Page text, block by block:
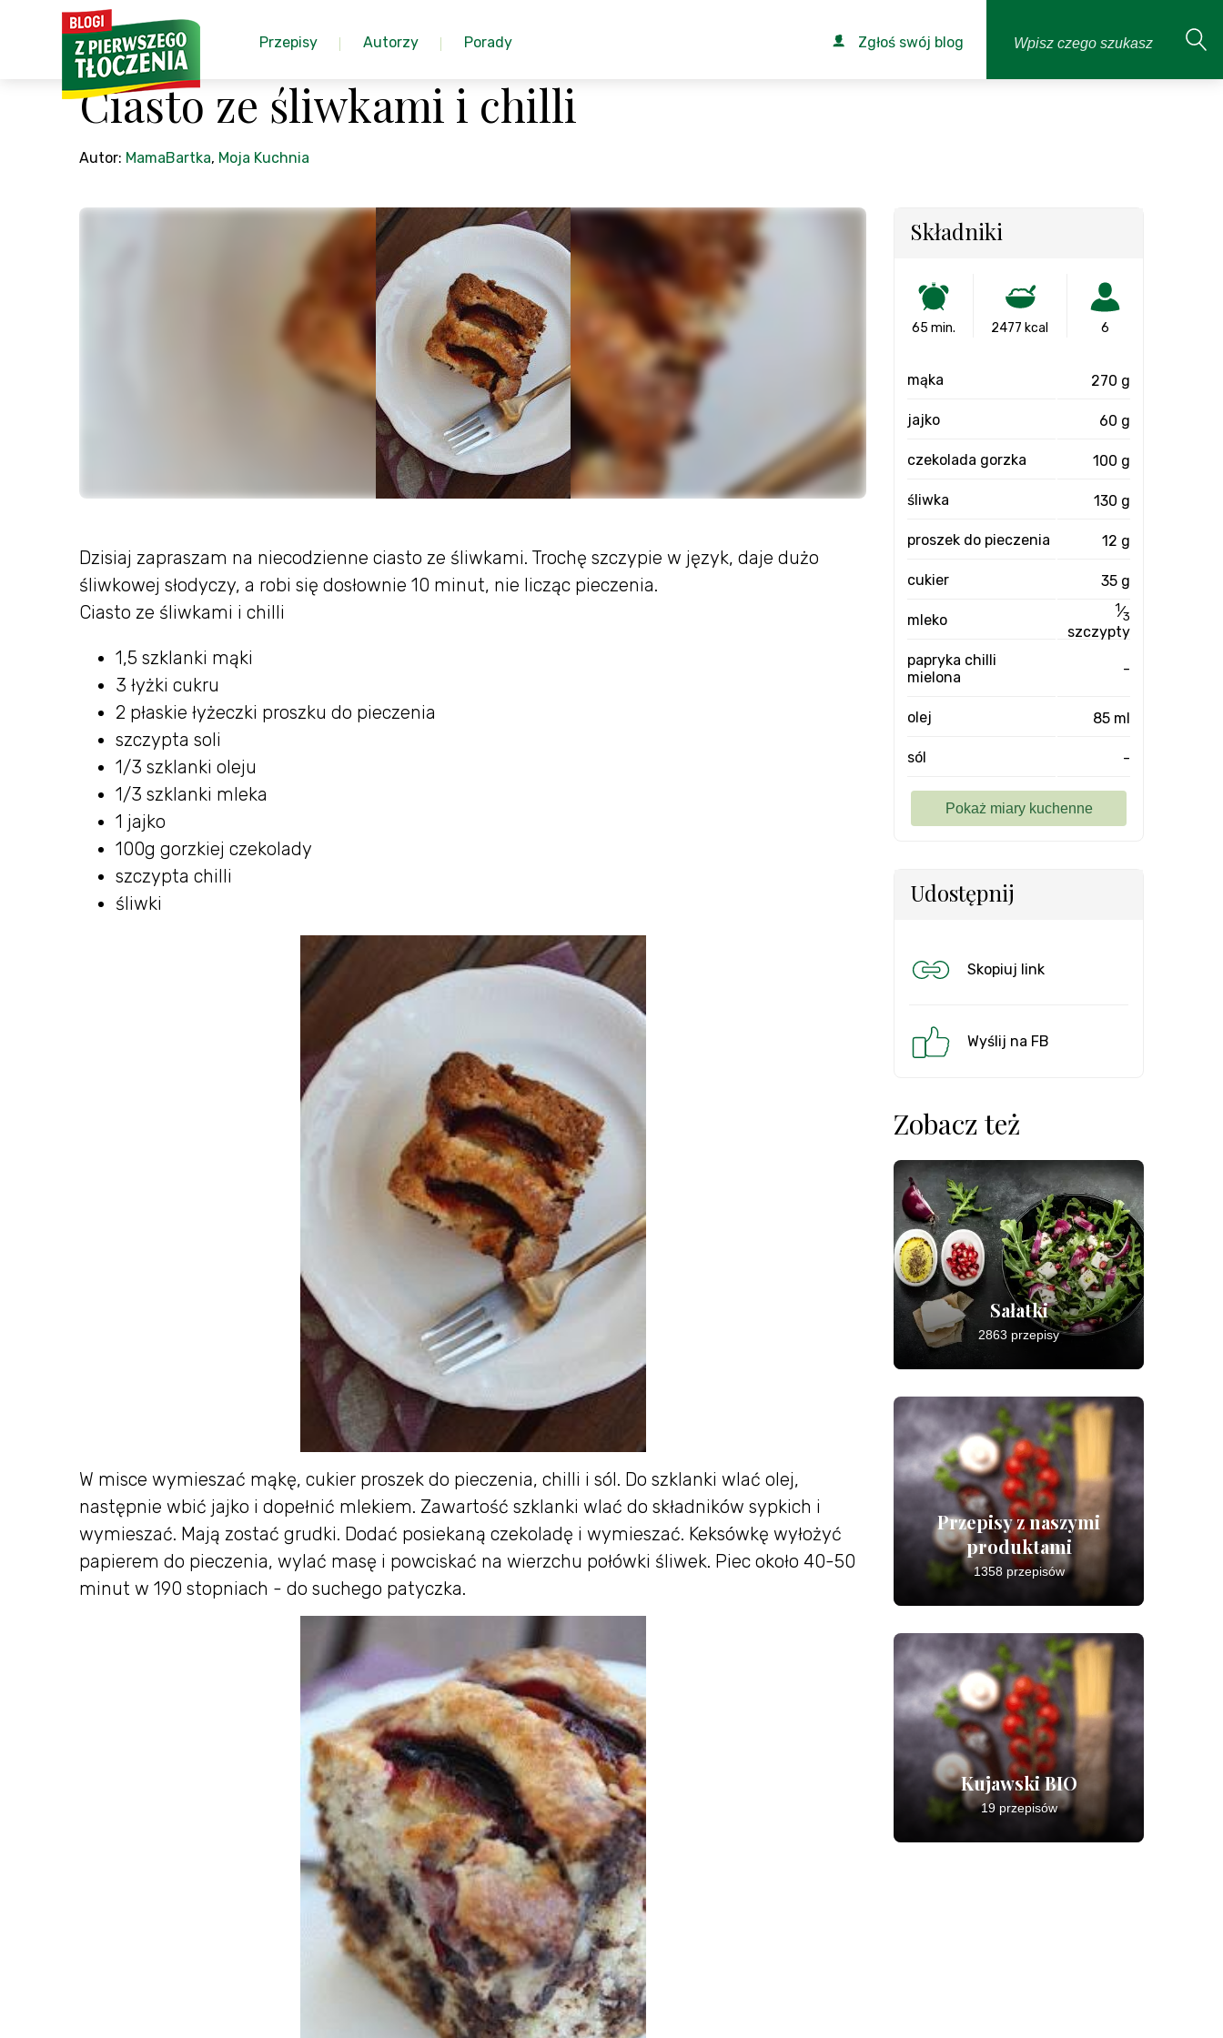
Przepisy Autorzy Porady Zgłoś swój blog
Ciasto ze śliwkami i chilli
Autor: MamaBartka, Moja Kuchnia
Dzisiaj zapraszam na niecodzienne ciasto ze śliwkami. Trochę szczypie w język, daje dużo
śliwkowej słodyczy, a robi się dosłownie 10 minut, nie licząc pieczenia.
Ciasto ze śliwkami i chilli
1,5 szklanki mąki
3 łyżki cukru
2 płaskie łyżeczki proszku do pieczenia
szczypta soli
1/3 szklanki oleju
1/3 szklanki mleka
1 jajko
100g gorzkiej czekolady
szczypta chilli
śliwki
W misce wymieszać mąkę, cukier proszek do pieczenia, chilli i sól. Do szklanki wlać olej,
następnie wbić jajko i dopełnić mlekiem. Zawartość szklanki wlać do składników sypkich i
wymieszać. Mają zostać grudki. Dodać posiekaną czekoladę i wymieszać. Keksówkę wyłożyć
papierem do pieczenia, wylać masę i powciskać na wierzchu połówki śliwek. Piec około 40-50
minut w 190 stopniach - do suchego patyczka.
Składniki
65 min. 2477 kcal 6
mąka 270 g
jajko 60 g
czekolada gorzka 100 g
śliwka 130 g
proszek do pieczenia 12 g
cukier 35 g
mleko
1⁄3
szczypty
papryka chilli
mielona
-
olej 85 ml
sól -
Udostępnij
Skopiuj link
Wyślij na FB
Zobacz też
Sałatki
2863 przepisy
Przepisy z naszymi
produktami
1358 przepisów
Kujawski BIO
19 przepisów